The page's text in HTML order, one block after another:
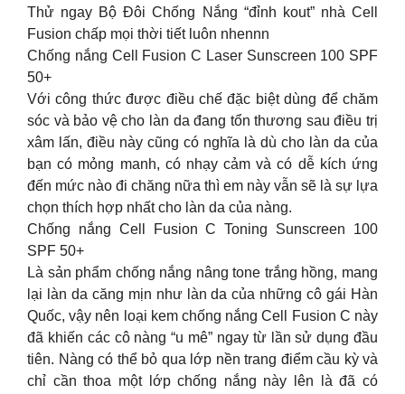
Thử ngay Bộ Đôi Chống Nắng “đỉnh kout” nhà Cell
Fusion chấp mọi thời tiết luôn nhennn
Chống nắng Cell Fusion C Laser Sunscreen 100 SPF
50+
Với công thức được điều chế đặc biệt dùng để chăm
sóc và bảo vệ cho làn da đang tổn thương sau điều trị
xâm lấn, điều này cũng có nghĩa là dù cho làn da của
bạn có mỏng manh, có nhạy cảm và có dễ kích ứng
đến mức nào đi chăng nữa thì em này vẫn sẽ là sự lựa
chọn thích hợp nhất cho làn da của nàng.
Chống nắng Cell Fusion C Toning Sunscreen 100
SPF 50+
Là sản phẩm chống nắng nâng tone trắng hồng, mang
lại làn da căng mịn như làn da của những cô gái Hàn
Quốc, vậy nên loại kem chống nắng Cell Fusion C này
đã khiến các cô nàng “u mê” ngay từ lần sử dụng đầu
tiên. Nàng có thể bỏ qua lớp nền trang điểm cầu kỳ và
chỉ cần thoa một lớp chống nắng này lên là đã có